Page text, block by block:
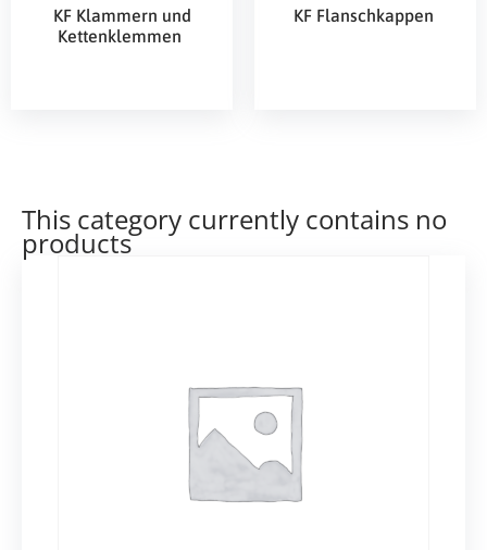
KF Klammern und
Kettenklemmen
KF Flanschkappen
This category currently contains no
products